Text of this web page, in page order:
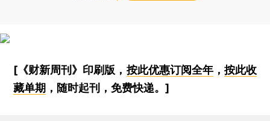
[《财新周刊》印刷版， 按此优惠订阅全年， 按此收
藏单期 ，随时起刊，免费快递。]